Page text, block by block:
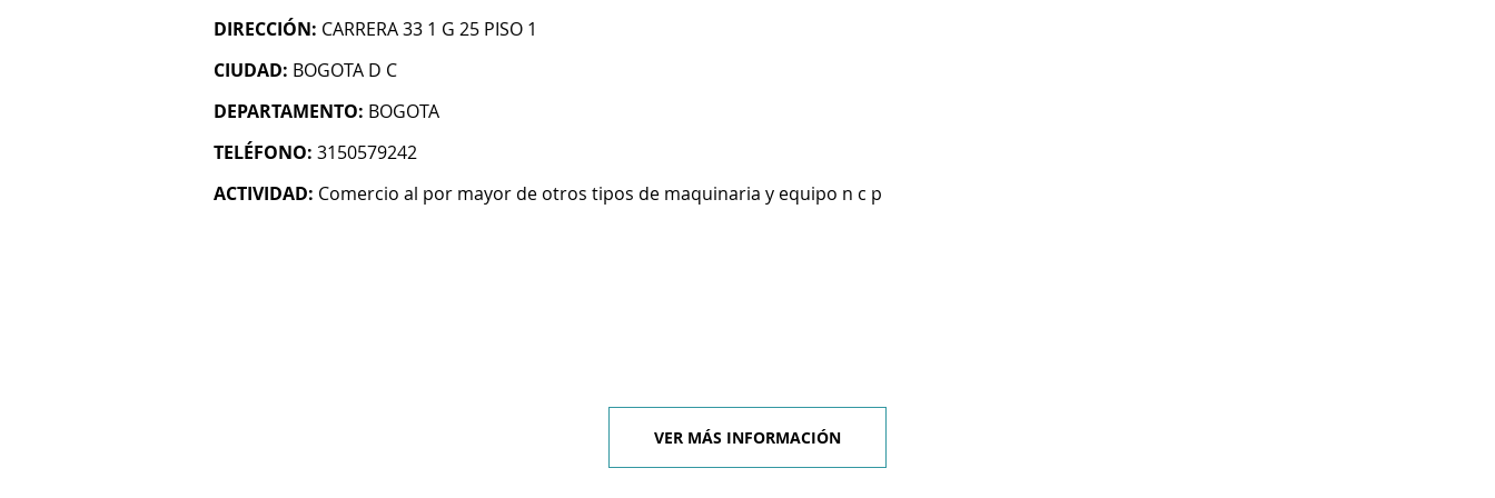
DIRECCIÓN: CARRERA 33 1 G 25 PISO 1
CIUDAD: BOGOTA D C
DEPARTAMENTO: BOGOTA
TELÉFONO: 3150579242
ACTIVIDAD: Comercio al por mayor de otros tipos de maquinaria y equipo n c p
VER MÁS INFORMACIÓN